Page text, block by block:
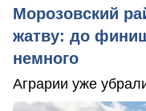
Морозовский
жатву: до
немного
Аграрии уже